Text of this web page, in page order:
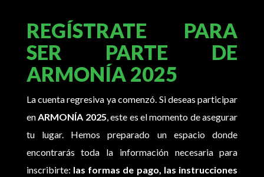
REGÍSTRATE PARA
SER PARTE DE
ARMONÍA 2025
La cuenta regresiva ya comenzó. Si deseas participar
enARMONÍA 2025, este es el momento de asegurar
tu lugar. Hemos preparado un espacio donde
encontrarás toda la información necesaria para
inscribirte: las formas de pago, las instrucciones